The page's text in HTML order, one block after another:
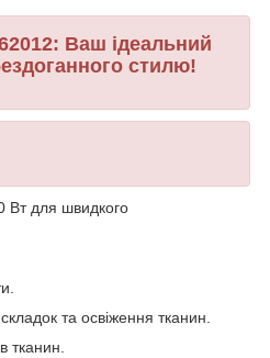
Ваш ідеальний
стилю!
Вт для швидкого
та освіження тканин.
тканин.